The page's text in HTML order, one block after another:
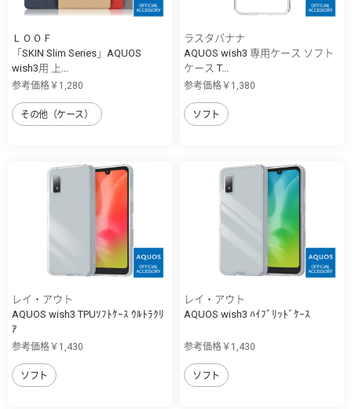
ＬＯＯＦ
「SKIN Slim Series」AQUOS
wish3用 上...
参考価格￥1,280
その他（ケース）
ラスタバナナ
AQUOS wish3 専用ケース ソフト
ケース T...
参考価格￥1,380
ソフト
レイ・アウト
AQUOS wish3 TPUｿﾌﾄｹｰｽ ｳﾙﾄﾗｸﾘ
ｱ
参考価格￥1,430
ソフト
レイ・アウト
AQUOS wish3 ﾊｲﾌﾞﾘｯﾄﾞｹｰｽ
参考価格￥1,430
ソフト